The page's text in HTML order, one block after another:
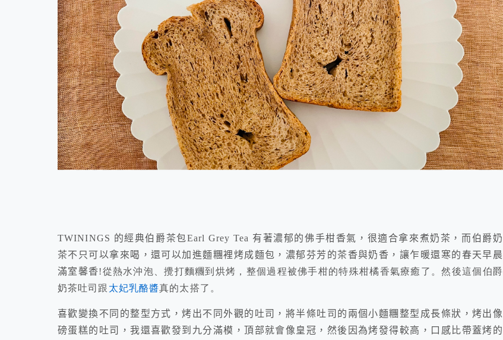
TWININGS 的經典伯爵茶包Earl Grey Tea 有著濃郁的佛手柑香氣，很適合拿來煮奶茶，而伯爵奶
茶不只可以拿來喝，還可以加進麵糰裡烤成麵包，濃郁芬芳的茶香與奶香，讓乍暖還寒的春天早晨
滿室馨香!從熱水沖泡、攪打麵糰到烘烤，整個過程被佛手柑的特殊柑橘香氣療癒了。然後這個伯爵
奶茶吐司跟 太妃乳酪醬真的太搭了。
喜歡變換不同的整型方式，烤出不同外觀的吐司，將半條吐司的兩個小麵糰整型成長條狀，烤出像
磅蛋糕的吐司，我還喜歡發到九分滿模，頂部就會像皇冠，然後因為烤發得較高，口感比帶蓋烤的